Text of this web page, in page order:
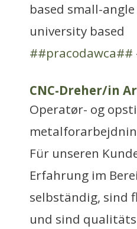
based small-
university based
##pracodawca##
CNC-Dreher/in
Operatør- og
Für unseren
Erfahrung im
selbständig, sind
und sind